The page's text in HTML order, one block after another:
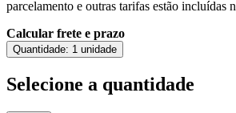
parcelamento e outras tarifas estão incluídas
Calcular frete e prazo
Quantidade: 1 unidade
Selecione a quantidade